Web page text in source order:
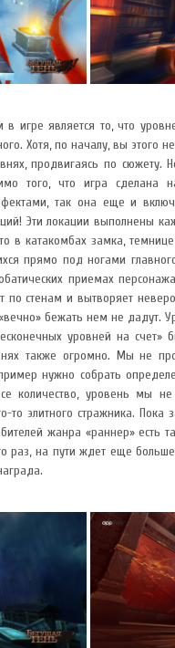
игре является то, что
Хотя, по началу, вы этого
продвигаясь по сюжету.
того, что игра сделана
так она еще и
Эти локации выполнены
в катакомбах замка,
прямо под ногами
приемах
по стенам и вытворяет
бежать нем не дадут.
уровней на счет»
также огромно. Мы не
нужно собрать
количество, уровень мы
то элитного стражника.
жанра «раннер» есть
раз, на пути ждет еще